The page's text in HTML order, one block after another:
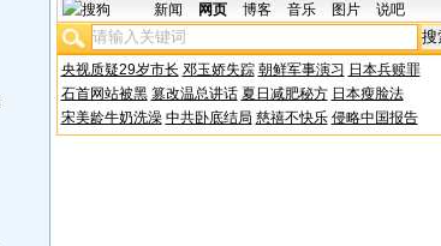
新闻 网页 博客 音乐 图片 说吧
央视质疑29岁市长 邓玉娇失踪 朝鲜军事演习 日本兵赎罪
石首网站被黑 篡改温总讲话 夏日减肥秘方 日本瘦脸法
宋美龄牛奶洗澡 中共卧底结局 慈禧不快乐 侵略中国报告